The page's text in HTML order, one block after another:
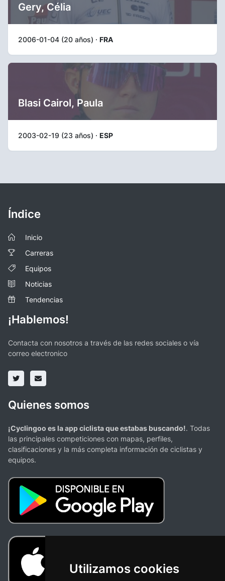
Utilizamos cookies
Gery, Célia
2006-01-04 (20 años) · FRA
Blasi Cairol, Paula
2003-02-19 (23 años) · ESP
Índice
Inicio
Carreras
Equipos
Noticias
Tendencias
¡Hablemos!
Contacta con nosotros a través de las redes sociales o vía
correo electronico
Quienes somos
¡Cyclingoo es la app ciclista que estabas buscando!. Todas
las principales competiciones con mapas, perfiles,
clasificaciones y la más completa información de ciclistas y
equipos.